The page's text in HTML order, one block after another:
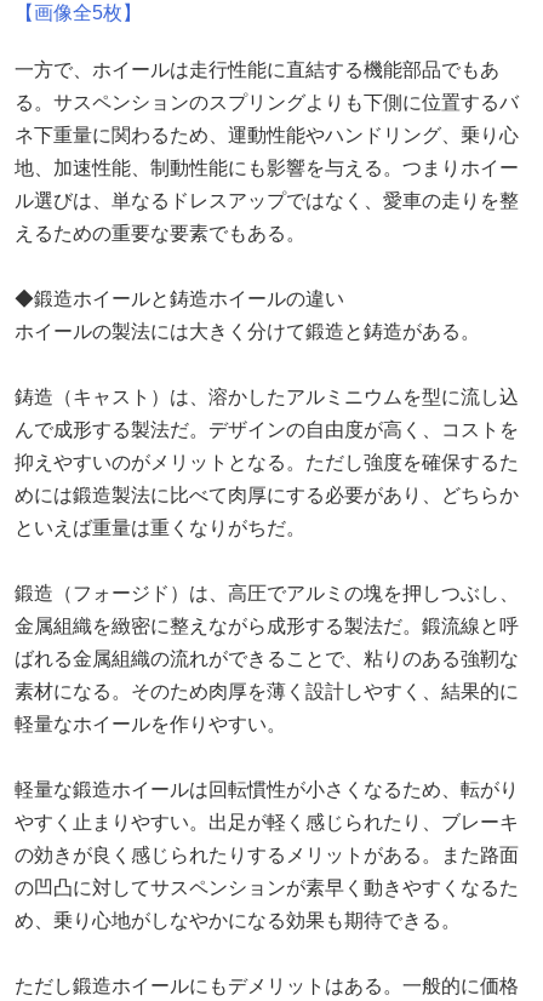
【画像全5枚】
一方で、ホイールは走行性能に直結する機能部品でもあ
る。サスペンションのスプリングよりも下側に位置するバ
ネ下重量に関わるため、運動性能やハンドリング、乗り心
地、加速性能、制動性能にも影響を与える。つまりホイー
ル選びは、単なるドレスアップではなく、愛車の走りを整
えるための重要な要素でもある。
◆鍛造ホイールと鋳造ホイールの違い
ホイールの製法には大きく分けて鍛造と鋳造がある。
鋳造（キャスト）は、溶かしたアルミニウムを型に流し込
んで成形する製法だ。デザインの自由度が高く、コストを
抑えやすいのがメリットとなる。ただし強度を確保するた
めには鍛造製法に比べて肉厚にする必要があり、どちらか
といえば重量は重くなりがちだ。
鍛造（フォージド）は、高圧でアルミの塊を押しつぶし、
金属組織を緻密に整えながら成形する製法だ。鍛流線と呼
ばれる金属組織の流れができることで、粘りのある強靭な
素材になる。そのため肉厚を薄く設計しやすく、結果的に
軽量なホイールを作りやすい。
軽量な鍛造ホイールは回転慣性が小さくなるため、転がり
やすく止まりやすい。出足が軽く感じられたり、ブレーキ
の効きが良く感じられたりするメリットがある。また路面
の凹凸に対してサスペンションが素早く動きやすくなるた
め、乗り心地がしなやかになる効果も期待できる。
ただし鍛造ホイールにもデメリットはある。一般的に価格